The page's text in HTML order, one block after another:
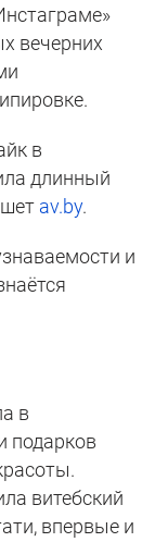
вечерних
в
длинный
av.by.
и
в
подарков
витебский
впервые и